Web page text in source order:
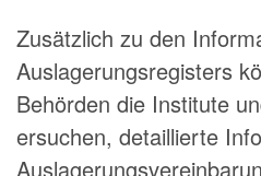
Zusätzlich zu den
Auslagerungsregisters
Behörden die Institute
ersuchen, detaillierte